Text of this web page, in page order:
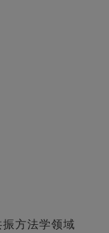
方法学领域